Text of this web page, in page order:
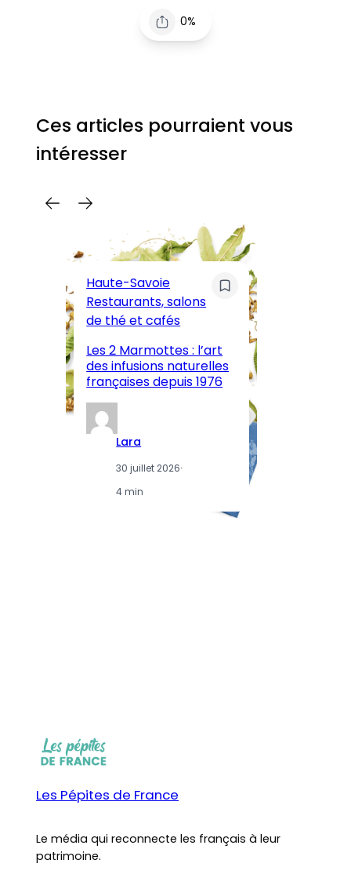
0%
Ces articles pourraient vous
intéresser
Haute-Savoie
Restaurants, salons
de thé et cafés
Les 2 Marmottes : l’art
des infusions naturelles
françaises depuis 1976
Lara
30 juillet 2026·
4 min
Les Pépites de France
Le média qui reconnecte les français à leur
patrimoine.